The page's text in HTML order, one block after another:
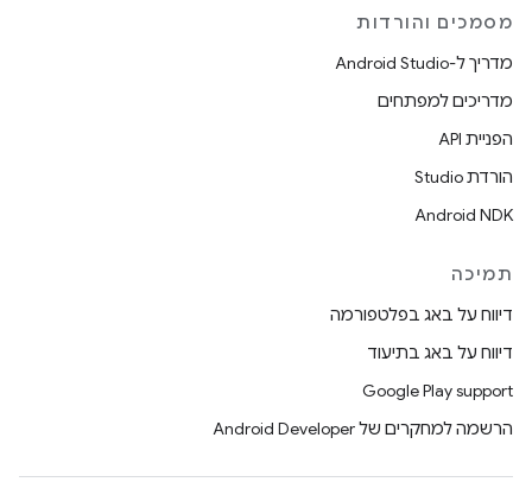
מסמכים והורדות
מדריך ל-Android Studio
מדריכים למפתחים
הפניית API
הורדת Studio
Android NDK
תמיכה
דיווח על באג בפלטפורמה
דיווח על באג בתיעוד
Google Play support
הרשמה למחקרים של Android Developer